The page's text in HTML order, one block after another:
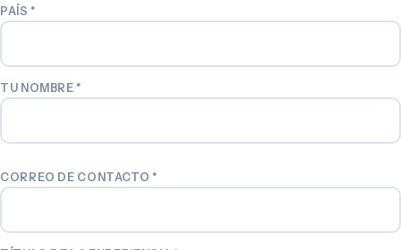
PAÍS*
TU NOMBRE*
CORREO DE CONTACTO*